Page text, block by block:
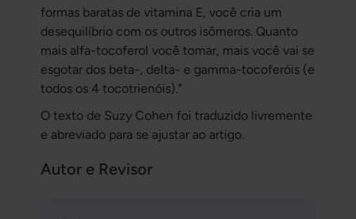
formas baratas de vitamina E, você cria um
desequilíbrio com os outros isômeros. Quanto
mais alfa-tocoferol você tomar, mais você vai se
esgotar dos beta-, delta- e gamma-tocoferóis (e
todos os 4 tocotrienóis)."
O texto de Suzy Cohen foi traduzido livremente
e abreviado para se ajustar ao artigo.
Autor e Revisor